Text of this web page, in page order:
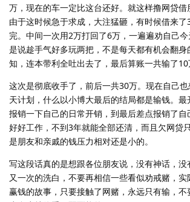
万，现在的车一定比这台还好。就这样撸网贷借
由于这时候急于求成，大注猛砸，有时候借来
完。中间一次用2万打回了6万，一遍遍劝自己
是说趁手气好多玩两把，不是每天都有机会翻
知，连本带利全吐出去了，最后算账一共输了10
这次是彻底收手了，前后一共30万。现在自己
天计划，什么以小博大最后的结局都是输钱。
报销一下自己的日常开销，到最后差点报销了
好好工作，不到3年就能全部还清，而且欠网贷
是朋友和亲戚的钱压力相对还是小的。
写这段话真的是想跟各位朋友说，没有神话，没
又一次的洗白，不要再相信一些看似劝戒赌，
赢钱的故事，只要接触了网赌，永远只有输，